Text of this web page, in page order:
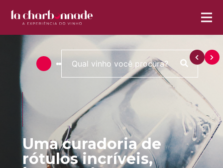
Uma curadoria de
rótulos incríveis,